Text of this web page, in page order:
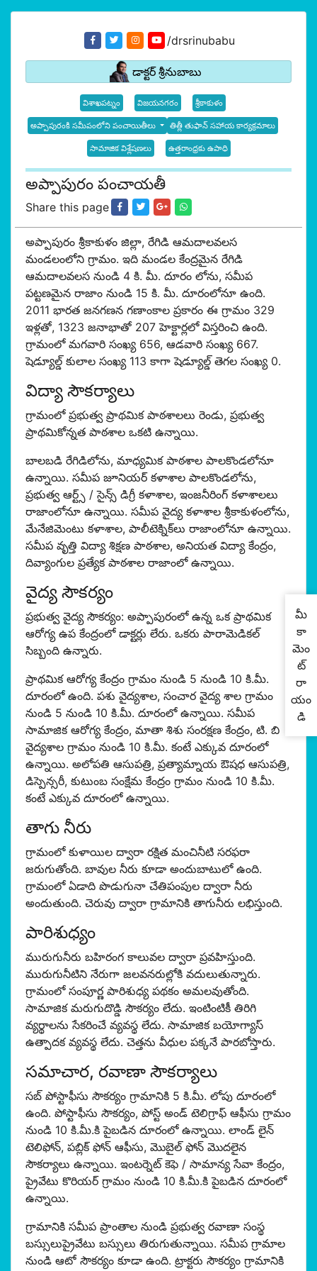
/drsrinubabu
డాక్టర్ శ్రీనుబాబు
విశాఖపట్నం విజయనగరం శ్రీకాకుళం
అప్పాపురంకి సమీపంలోని పంచాయితీలు తిత్లీ తుఫాన్ సహాయ కార్యక్రమాలు
సామాజిక విశ్లేషణలు ఉత్తరాంధ్రకు ఉపాధి
అప్పాపురం పంచాయతీ
Share this page
అప్పాపురం శ్రీకాకుళం జిల్లా, రేగిడి ఆమదాలవలస
మండలంలోని గ్రామం. ఇది మండల కేంద్రమైన రేగిడి
ఆమదాలవలస నుండి 4 కి. మీ. దూరం లోను, సమీప
పట్టణమైన రాజాం నుండి 15 కి. మీ. దూరంలోనూ ఉంది.
2011 భారత జనగణన గణాంకాల ప్రకారం ఈ గ్రామం 329
ఇళ్లతో, 1323 జనాభాతో 207 హెక్టార్లలో విస్తరించి ఉంది.
గ్రామంలో మగవారి సంఖ్య 656, ఆడవారి సంఖ్య 667.
షెడ్యూల్డ్ కులాల సంఖ్య 113 కాగా షెడ్యూల్డ్ తెగల సంఖ్య 0.
విద్యా సౌకర్యాలు
గ్రామంలో ప్రభుత్వ ప్రాథమిక పాఠశాలలు రెండు, ప్రభుత్వ
ప్రాథమికోన్నత పాఠశాల ఒకటి ఉన్నాయి.
బాలబడి రేగిడిలోను, మాధ్యమిక పాఠశాల పాలకొండలోనూ
ఉన్నాయి. సమీప జూనియర్ కళాశాల పాలకొండలోను,
ప్రభుత్వ ఆర్ట్స్ / సైన్స్ డిగ్రీ కళాశాల, ఇంజనీరింగ్ కళాశాల‌లు
రాజాంలోనూ ఉన్నాయి. సమీప వైద్య కళాశాల శ్రీకాకుళంలోను,
మేనేజిమెంటు కళాశాల, పాలీటెక్నిక్‌లు రాజాంలోనూ ఉన్నాయి.
సమీప వృత్తి విద్యా శిక్షణ పాఠశాల, అనియత విద్యా కేంద్రం,
దివ్యాంగుల ప్రత్యేక పాఠశాల రాజాంలో ఉన్నాయి.
వైద్య సౌకర్యం
ప్రభుత్వ వైద్య సౌకర్యం: అప్పాపురంలో ఉన్న ఒక ప్రాథమిక
ఆరోగ్య ఉప కేంద్రంలో డాక్టర్లు లేరు. ఒకరు పారామెడికల్
సిబ్బంది ఉన్నారు.
ప్రాథమిక ఆరోగ్య కేంద్రం గ్రామం నుండి 5 నుండి 10 కి.మీ.
దూరంలో ఉంది. పశు వైద్యశాల, సంచార వైద్య శాల గ్రామం
నుండి 5 నుండి 10 కి.మీ. దూరంలో ఉన్నాయి. సమీప
సామాజిక ఆరోగ్య కేంద్రం, మాతా శిశు సంరక్షణ కేంద్రం, టి. బి
వైద్యశాల గ్రామం నుండి 10 కి.మీ. కంటే ఎక్కువ దూరంలో
ఉన్నాయి. అలోపతి ఆసుపత్రి, ప్రత్యామ్నాయ ఔషధ ఆసుపత్రి,
డిస్పెన్సరీ, కుటుంబ సంక్షేమ కేంద్రం గ్రామం నుండి 10 కి.మీ.
కంటే ఎక్కువ దూరంలో ఉన్నాయి.
తాగు నీరు
గ్రామంలో కుళాయిల ద్వారా రక్షిత మంచినీటి సరఫరా
జరుగుతోంది. బావుల నీరు కూడా అందుబాటులో ఉంది.
గ్రామంలో ఏడాది పొడుగునా చేతిపంపుల ద్వారా నీరు
అందుతుంది. చెరువు ద్వారా గ్రామానికి తాగునీరు లభిస్తుంది.
పారిశుధ్యం
మురుగునీరు బహిరంగ కాలువల ద్వారా ప్రవహిస్తుంది.
మురుగునీటిని నేరుగా జలవనరుల్లోకి వదులుతున్నారు.
గ్రామంలో సంపూర్ణ పారిశుధ్య పథకం అమలవుతోంది.
సామాజిక మరుగుదొడ్డి సౌకర్యం లేదు. ఇంటింటికీ తిరిగి
వ్యర్థాలను సేకరించే వ్యవస్థ లేదు. సామాజిక బయోగ్యాస్
ఉత్పాదక వ్యవస్థ లేదు. చెత్తను వీధుల పక్కనే పారబోస్తారు.
సమాచార, రవాణా సౌకర్యాలు
సబ్ పోస్టాఫీసు సౌకర్యం గ్రామానికి 5 కి.మీ. లోపు దూరంలో
ఉంది. పోస్టాఫీసు సౌకర్యం, పోస్ట్ అండ్ టెలిగ్రాఫ్ ఆఫీసు గ్రామం
నుండి 10 కి.మీ.కి పైబడిన దూరంలో ఉన్నాయి. లాండ్ లైన్
టెలిఫోన్, పబ్లిక్ ఫోన్ ఆఫీసు, మొబైల్ ఫోన్ మొదలైన
సౌకర్యాలు ఉన్నాయి. ఇంటర్నెట్ కెఫె / సామాన్య సేవా కేంద్రం,
ప్రైవేటు కొరియర్ గ్రామం నుండి 10 కి.మీ.కి పైబడిన దూరంలో
ఉన్నాయి.
గ్రామానికి సమీప ప్రాంతాల నుండి ప్రభుత్వ రవాణా సంస్థ
బస్సులుప్రైవేటు బస్సులు తిరుగుతున్నాయి. సమీప గ్రామాల
నుండి ఆటో సౌకర్యం కూడా ఉంది. ట్రాక్టరు సౌకర్యం గ్రామానికి
మీ
కా
మెం
ట్
రా
యం
డి